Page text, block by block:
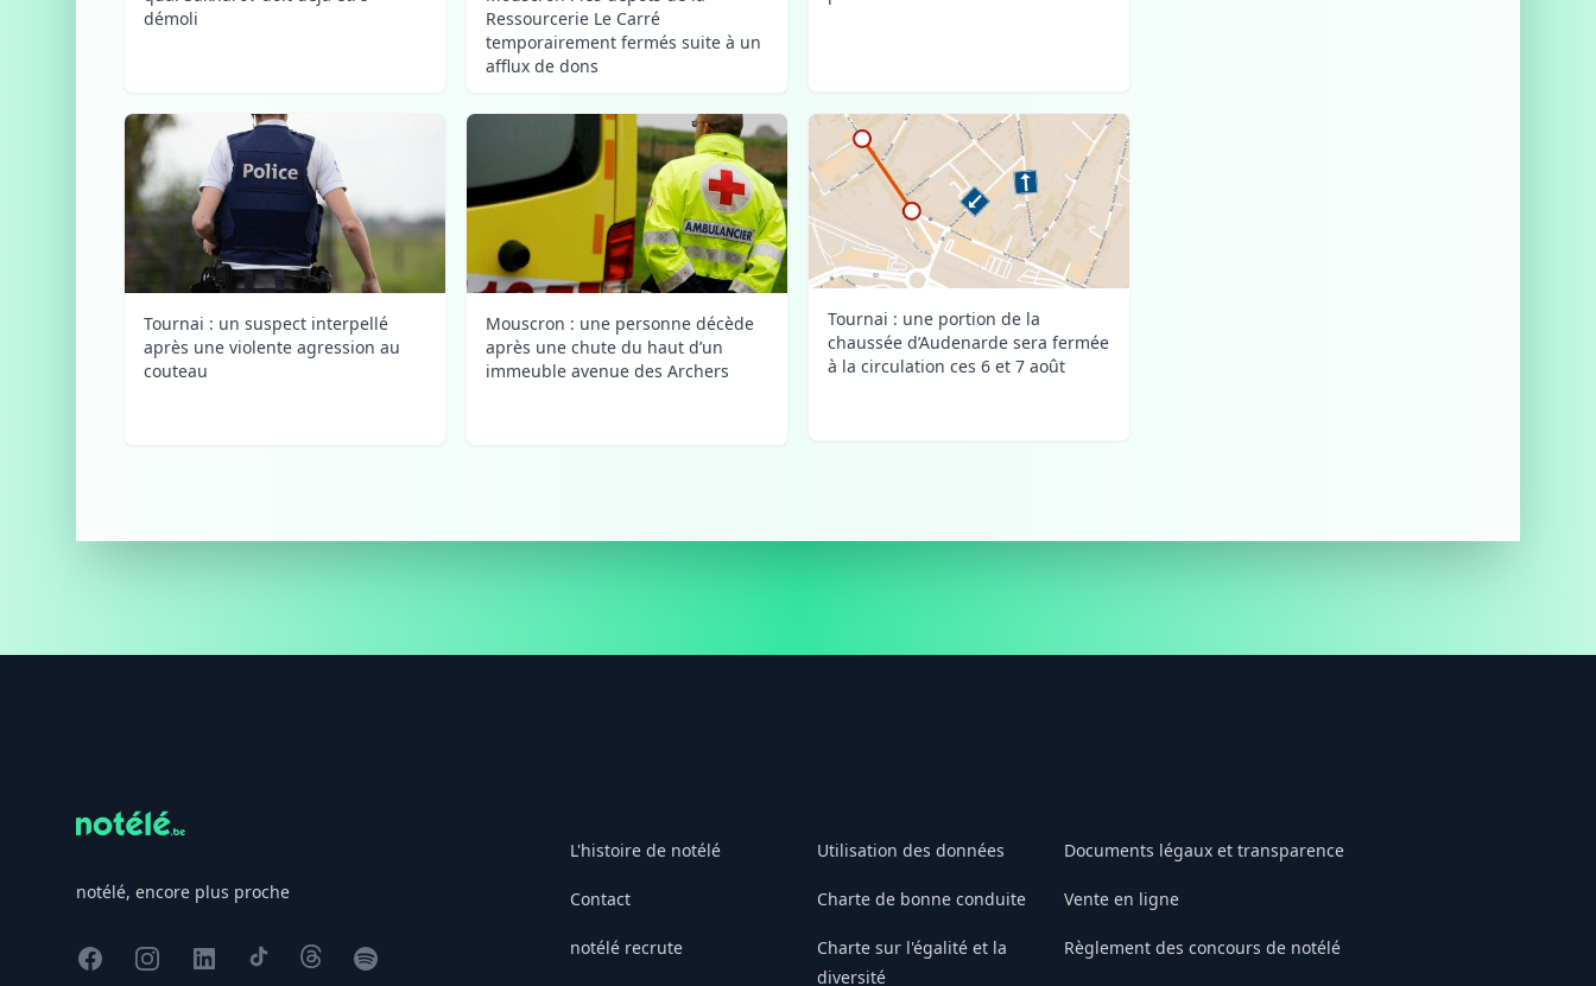
démoli
Ressourcerie Le Carré
temporairement fermés suite à un
afflux de dons
Tournai : un suspect interpellé
après une violente agression au
couteau
Mouscron : une personne décède
après une chute du haut d’un
immeuble avenue des Archers
Tournai : une portion de la
chaussée d’Audenarde sera fermée
à la circulation ces 6 et 7 août
notélé, encore plus proche
FacebookInstagram
X TikTokThreadsSpotify
L'histoire de notélé
Contact
notélé recrute
Utilisation des données
Charte de bonne conduite
Charte sur l'égalité et la
diversité
Documents légaux et transparence
Vente en ligne
Règlement des concours de notélé